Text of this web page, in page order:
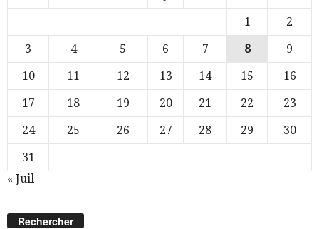
1
2
3
4 5 6 7 8
9
10
11 12 13 14 15
16
17
18 19 20 21 22
23
24
25 26 27 28 29
30
31
« Juil
Rechercher